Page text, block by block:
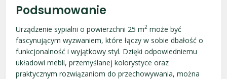
Podsumowanie
Urządzenie sypialni o powierzchni 25 m2 może być
fascynującym wyzwaniem, które łączy w sobie dbałość o
funkcjonalność i wyjątkowy styl. Dzięki odpowiedniemu
układowi mebli, przemyślanej kolorystyce oraz
praktycznym rozwiązaniom do przechowywania, można